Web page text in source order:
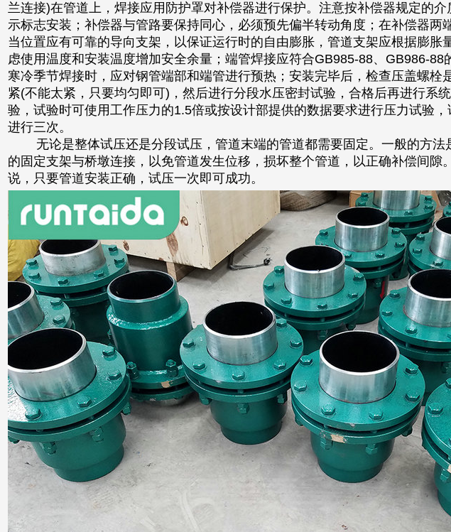
兰连接)在管道上，焊接应用防护罩对补偿器进行保护。注意按补偿器规定的介
示标志安装； 补偿器与管路要保持同心，必须预先偏半转动角度； 在补偿器两
当位置应有可靠的导向支架，以保证运行时的自由膨胀，管道支架应根据膨胀
虑使用温度和安装温度增加安全余量； 端管焊接应符合GB985-88、GB986-88
寒冷季节焊接时，应对钢管端部和端管进行预热； 安装完毕后，检查压盖螺栓
紧(不能太紧，只要均匀即可)，然后进行分段水压密封试验，合格后再进行系
验，试验时可使用工作压力的1.5倍或按设计部提供的数据要求进行压力试验，
进行三次。
无论是整体试压还是分段试压，管道末端的管道都需要固定。一般的方法
的固定支架与桥墩连接，以免管道发生位移，损坏整个管道，以正确补偿间隙
说，只要管道安装正确，试压一次即可成功。